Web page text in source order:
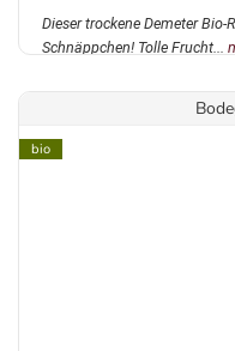
Dieser trockene Demeter
Schnäppchen! Tolle Frucht...
bio